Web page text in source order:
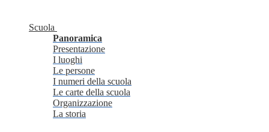
Scuola
Panoramica
Presentazione
I luoghi
Le persone
I numeri della scuola
Le carte della scuola
Organizzazione
La storia